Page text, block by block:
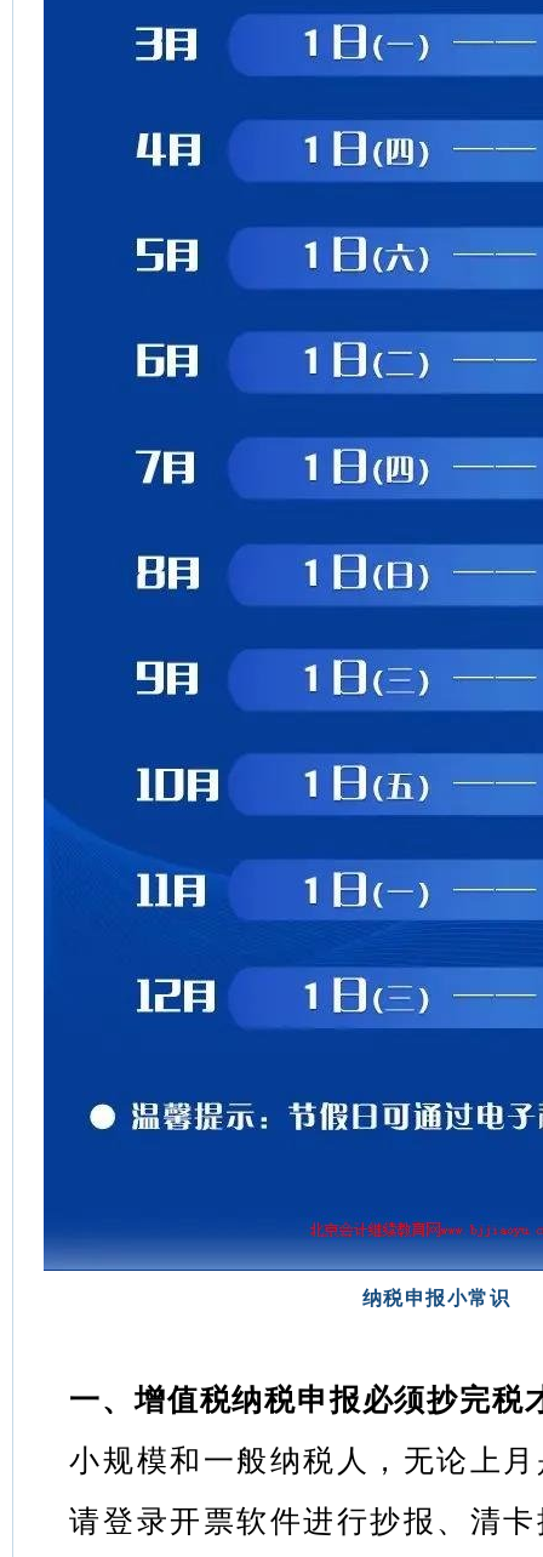
纳税申报小常识
一、增值税纳税申报必须抄完税
小规模和一般纳税人，无论上
请登录开票软件进行抄报、清